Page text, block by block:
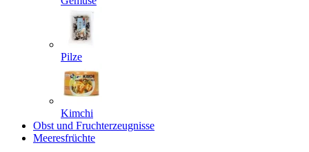
Pilze
Kimchi
Obst und Fruchterzeugnisse
Meeresfrüchte